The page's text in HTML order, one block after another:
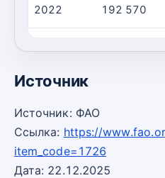
2022 192 570
Источник
Источник: ФАО
Ссылка: https://
item_code=1726
Дата: 22.12.2025